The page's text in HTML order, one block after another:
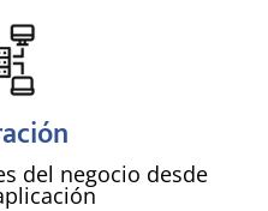
del negocio desde